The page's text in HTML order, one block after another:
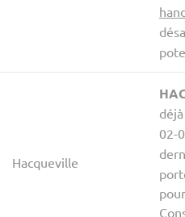
Hacqueville
02-